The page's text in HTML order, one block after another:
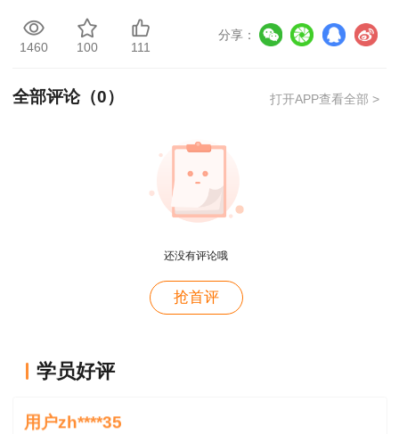
冠证件照片若干张
原件
求的证件（以上信息仅供参考,具体要求以当地规
详情点击>>
二、纸质证书领取方式
答：领取方式分两种，分别是现场领取和邮政
邮递领取（仅部分省份支持邮递领取，考生到时可
查询当地人事考试网通知或者拨打考试中心电话询
1460 100 111
分享：
全部评论（0） 打开APP查看全部 >
还没有评论哦
抢首评
学员好评
用户m1****68
用户zh****35